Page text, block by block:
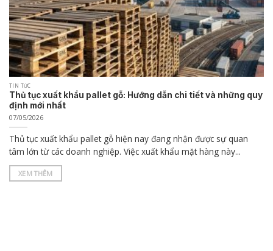
TIN TỨC
Thủ tục xuất khẩu pallet gỗ: Hướng dẫn chi tiết và những quy
định mới nhất
07/05/2026
Thủ tục xuất khẩu pallet gỗ hiện nay đang nhận được sự quan
tâm lớn từ các doanh nghiệp. Việc xuất khẩu mặt hàng này...
XEM THÊM